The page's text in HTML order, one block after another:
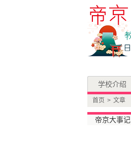
学校介绍
首页 > 文章
帝京大事记